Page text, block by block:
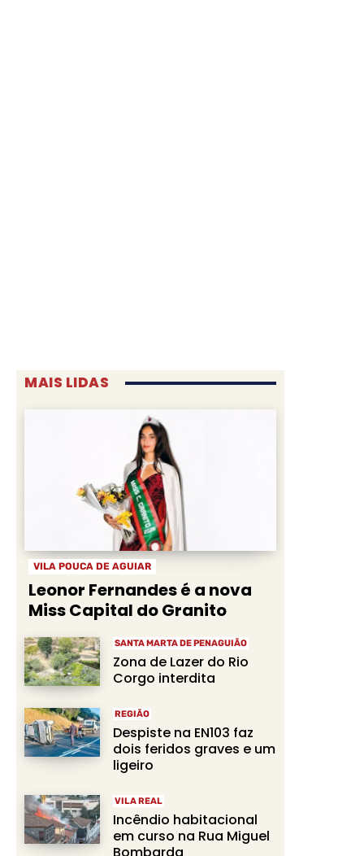
MAIS LIDAS
VILA POUCA DE AGUIAR
Leonor Fernandes é a nova
Miss Capital do Granito
SANTA MARTA DE PENAGUIÃO
Zona de Lazer do Rio
Corgo interdita
REGIÃO
Despiste na EN103 faz
dois feridos graves e um
ligeiro
VILA REAL
Incêndio habitacional
em curso na Rua Miguel
Bombarda